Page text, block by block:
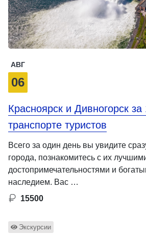
АВГ
06
Красноярск и Дивногорск
транспорте туристов
Всего за один день вы увидите
города, познакомитесь с их
достопримечательностями и
наследием. Вас …
15500
Экскурсии